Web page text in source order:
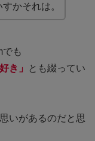
かそれは。
でも
き」
とも綴ってい
いがあるのだと思